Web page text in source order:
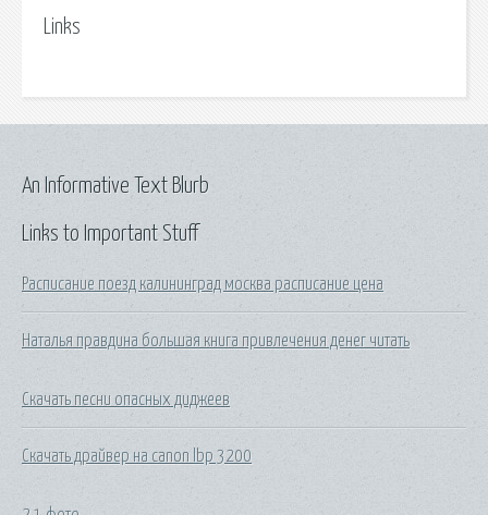
Links
Links to Important Stuff
Расписание поезд калининград москва расписание цена
Наталья правдина большая книга привлечения денег читать
Скачать песни опасных диджеев
Скачать драйвер на canon lbp 3200
An Informative Text Blurb